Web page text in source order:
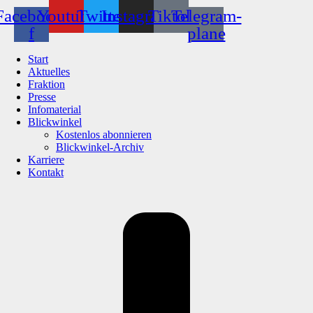
f
YoutubeTwitterInstagramTiktokTelegram-
plane
Start
Aktuelles
Fraktion
Presse
Infomaterial
Blickwinkel
Kostenlos abonnieren
Blickwinkel-Archiv
Karriere
Kontakt